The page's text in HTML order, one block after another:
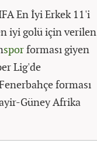
En İyi Erkek 11'i
iyi golü için verilen
sporforması giyen
Lig'de
forması
Güney Afrika